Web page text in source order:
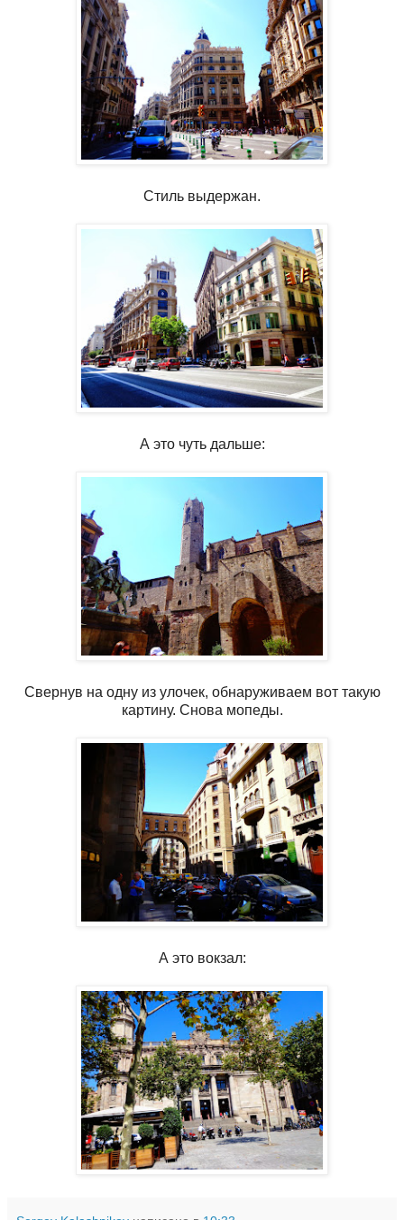
Стиль выдержан.
А это чуть дальше:
Свернув на одну из улочек, обнаруживаем вот такую
картину. Снова мопеды.
А это вокзал: